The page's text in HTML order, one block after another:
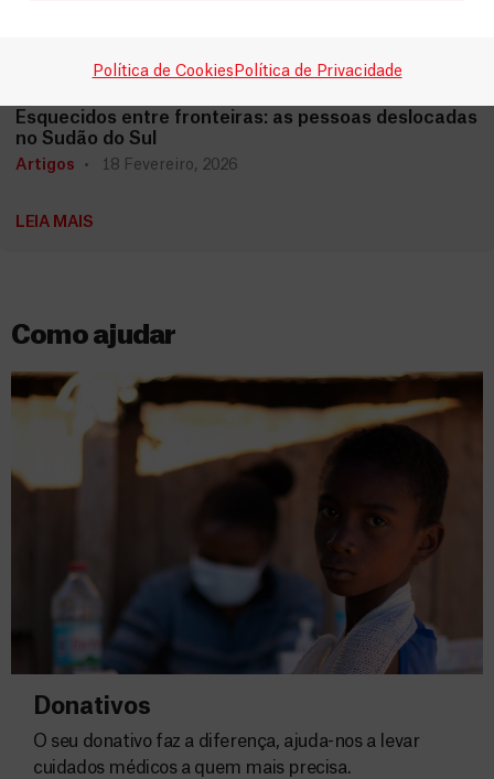
Política de Cookies Política de Privacidade
Sudão do Sul
Esquecidos entre fronteiras: as pessoas deslocadas
no Sudão do Sul
Artigos 18 Fevereiro, 2026
LEIA MAIS
Como ajudar
Donativos
O seu donativo faz a diferença, ajuda-nos a levar
cuidados médicos a quem mais precisa.